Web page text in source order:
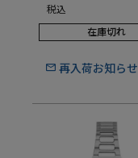
税込
在庫切れ
再入荷お知らせ